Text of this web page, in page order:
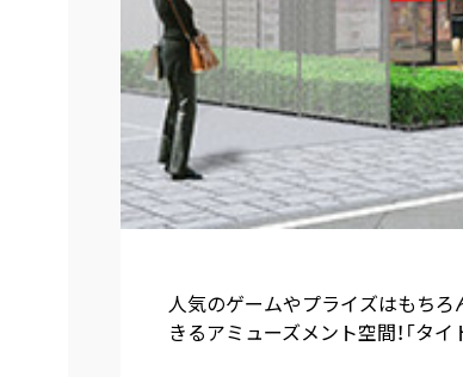
人気のゲームやプライズはもちろ
きるアミューズメント空間！「タ